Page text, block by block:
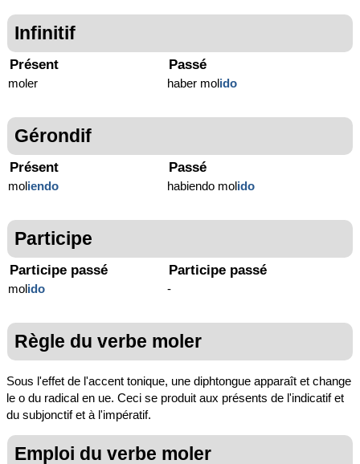
Infinitif
Présent
moler
Passé
haber molido
Gérondif
Présent
moliendo
Passé
habiendo molido
Participe
Participe passé
molido
Participe passé
-
Règle du verbe moler
Sous l'effet de l'accent tonique, une diphtongue apparaît et change
le o du radical en ue. Ceci se produit aux présents de l'indicatif et
du subjonctif et à l'impératif.
Emploi du verbe moler